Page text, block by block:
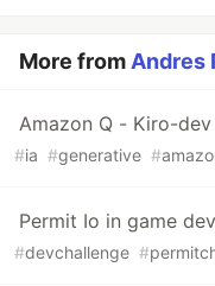
More from Andres
Amazon Q - Kiro-dev
#ia #generative #
Permit Io in game
#devchallenge #